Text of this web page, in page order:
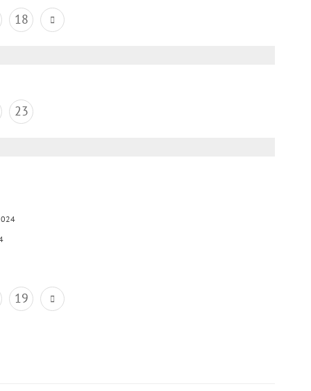
18
23
19